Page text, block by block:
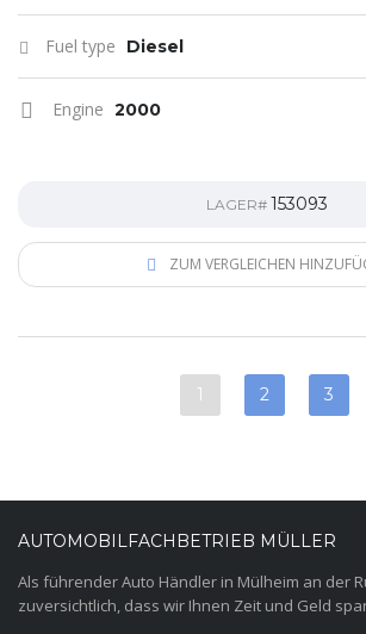
Fuel type Diesel
Engine 2000
LAGER# 153093
ZUM VERGLEICHEN
1 2 3
AUTOMOBILFACHBETRIEB MÜLLER
Als führender Auto Händler in Mülheim an der
zuversichtlich, dass wir Ihnen Zeit und Geld